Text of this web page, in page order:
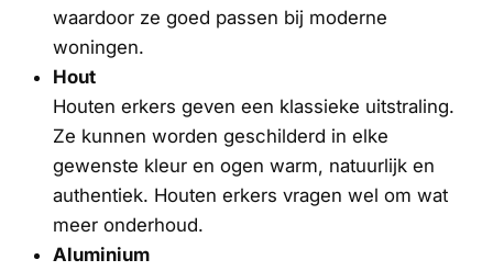
waardoor ze goed passen bij moderne
woningen.
Hout
Houten erkers geven een klassieke uitstraling.
Ze kunnen worden geschilderd in elke
gewenste kleur en ogen warm, natuurlijk en
authentiek. Houten erkers vragen wel om wat
meer onderhoud.
Aluminium